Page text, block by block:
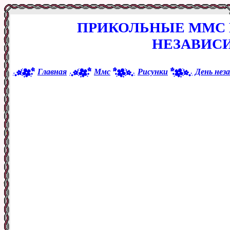
ПРИКОЛЬНЫЕ ММС
Главная Ммс Рисунки День